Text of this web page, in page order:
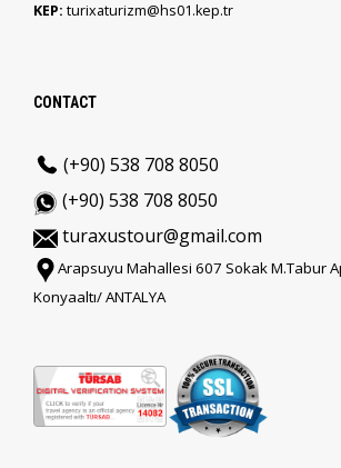
KEP: turixaturizm@hs01.kep.tr
CONTACT
(+90) 538 708 8050
(+90) 538 708 8050
turaxustour@gmail.com
Arapsuyu Mahallesi 607 Sokak M.Tabur
Konyaaltı/ ANTALYA